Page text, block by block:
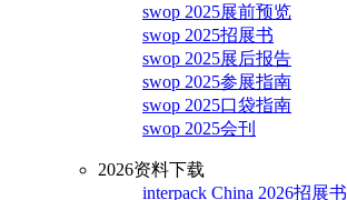
swop 2025展前预览
swop 2025招展书
swop 2025展后报告
swop 2025参展指南
swop 2025口袋指南
swop 2025会刊
2026资料下载
interpack China 2026招展书